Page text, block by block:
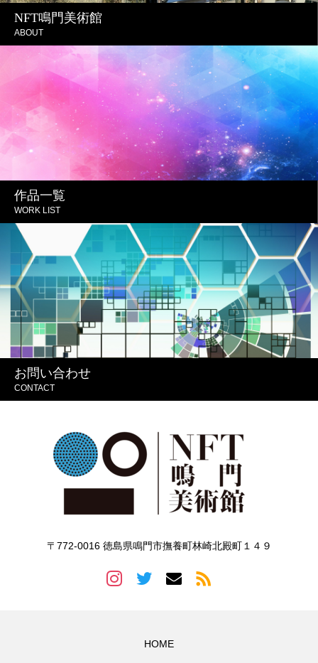
NFT鳴門美術館
ABOUT
作品一覧
WORK LIST
お問い合わせ
CONTACT
〒772-0016 徳島県鳴門市撫養町林崎北殿町１４９
HOME